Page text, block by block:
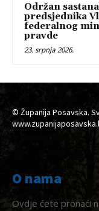
Održan
predsjednika
federalnog
pravde
23. srpnja 2026.
© Županija Posavska.
O nama
Ovdje ćete pronaći